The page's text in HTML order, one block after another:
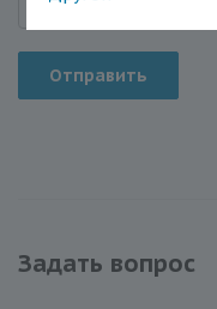
Отправить
Задать вопрос